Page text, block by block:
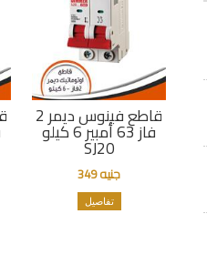
قاطع فينوس ديمر 2
فاز 63 أمبير 6 كيلو
SJ20
جنيه 349
تفاصيل